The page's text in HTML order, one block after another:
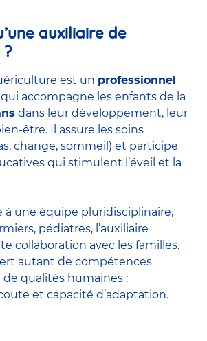
auxiliaire de
est un professionnel
qui accompagne les enfants de la
dans leur développement, leur
être. Il assure les soins
change, sommeil) et participe
qui stimulent l’éveil et la
à une équipe pluridisciplinaire,
pédiatres, l’auxiliaire
collaboration avec les familles.
autant de compétences
qualités humaines :
et capacité d’adaptation.